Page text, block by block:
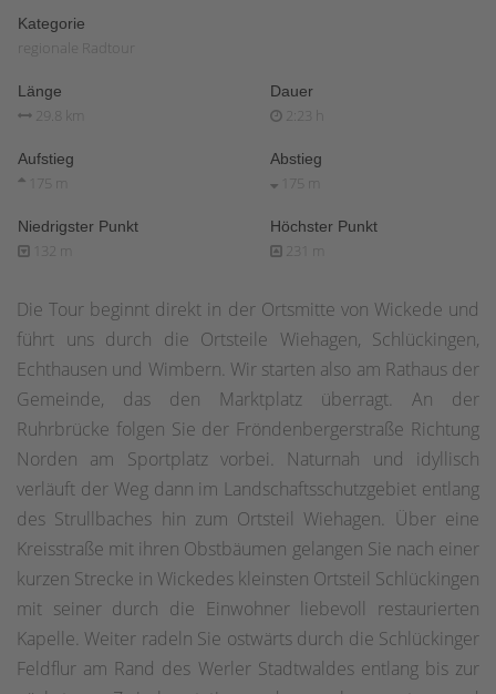
Kategorie
regionale Radtour
Länge
29.8 km
Dauer
2:23 h
Aufstieg
175 m
Abstieg
175 m
Niedrigster Punkt
132 m
Höchster Punkt
231 m
Die Tour beginnt direkt in der Ortsmitte von Wickede und
führt uns durch die Ortsteile Wiehagen, Schlückingen,
Echthausen und Wimbern. Wir starten also am Rathaus der
Gemeinde, das den Marktplatz überragt. An der
Ruhrbrücke folgen Sie der Fröndenbergerstraße Richtung
Norden am Sportplatz vorbei. Naturnah und idyllisch
verläuft der Weg dann im Landschaftsschutzgebiet entlang
des Strullbaches hin zum Ortsteil Wiehagen. Über eine
Kreisstraße mit ihren Obstbäumen gelangen Sie nach einer
kurzen Strecke in Wickedes kleinsten Ortsteil Schlückingen
mit seiner durch die Einwohner liebevoll restaurierten
Kapelle. Weiter radeln Sie ostwärts durch die Schlückinger
Feldflur am Rand des Werler Stadtwaldes entlang bis zur